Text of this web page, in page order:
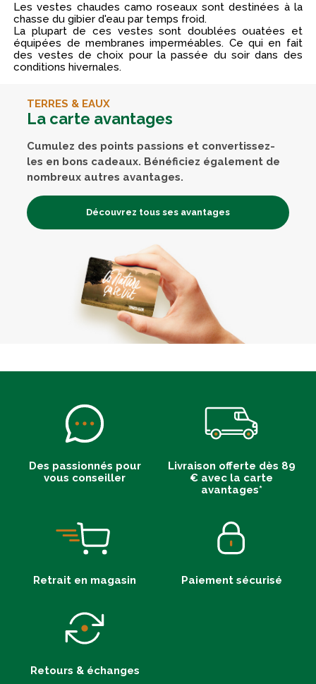
Les vestes chaudes camo roseaux sont destinées à la
chasse du gibier d'eau par temps froid.
La plupart de ces vestes sont doublées ouatées et
équipées de membranes imperméables. Ce qui en fait
des vestes de choix pour la passée du soir dans des
conditions hivernales.
TERRES & EAUX
La carte avantages
Cumulez des points passions et convertissez-
les en bons cadeaux. Bénéficiez également de
nombreux autres avantages.
Découvrez tous ses avantages
Des passionnés pour
vous conseiller
Livraison offerte dès 89
€ avec la carte
avantages*
Retrait en magasin Paiement sécurisé
Retours & échanges